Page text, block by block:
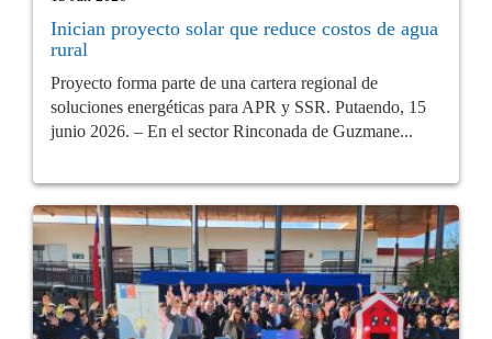
Inician proyecto solar que reduce costos de agua
rural
Proyecto forma parte de una cartera regional de
soluciones energéticas para APR y SSR. Putaendo, 15
junio 2026. – En el sector Rinconada de Guzmane...